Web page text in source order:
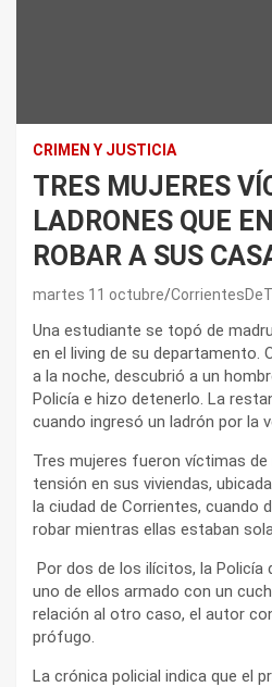
CRIMEN Y JUSTICIA
TRES MUJERES
LADRONES QUE
ROBAR A SUS
martes 11 octubre
Una estudiante se topó de
en el living de su departamento.
a la noche, descubrió a un
Policía e hizo detenerlo. La
cuando ingresó un ladrón por la
Tres mujeres fueron víctimas
tensión en sus viviendas,
la ciudad de Corrientes, cuando
robar mientras ellas estaban
Por dos de los ilícitos, la Policía
uno de ellos armado con un
relación al otro caso, el autor
prófugo.
La crónica policial indica que el